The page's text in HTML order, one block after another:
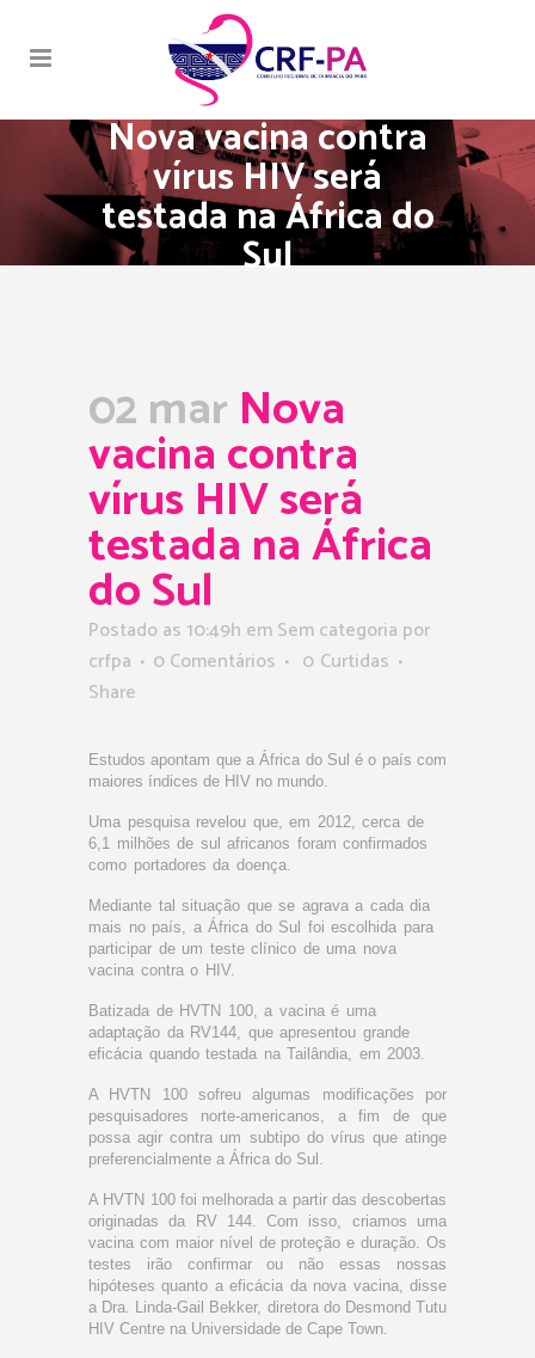
Nova vacina contra
vírus HIV será
testada na África do
Sul
02 marNova
vacina contra
vírus HIV será
testada na África
do Sul
Postado as 10:49h em Sem categoria por
crfpa
0 Comentários 0 Curtidas
Share
Estudos apontam que a África do Sul é o país com
maiores índices de HIV no mundo.
Uma pesquisa revelou que, em 2012, cerca de
6,1 milhões de sul africanos foram confirmados
como portadores da doença.
Mediante tal situação que se agrava a cada dia
mais no país, a África do Sul foi escolhida para
participar de um teste clínico de uma nova
vacina contra o HIV.
Batizada de HVTN 100, a vacina é uma
adaptação da RV144, que apresentou grande
eficácia quando testada na Tailândia, em 2003.
A HVTN 100 sofreu algumas modificações por
pesquisadores norte-americanos, a fim de que
possa agir contra um subtipo do vírus que atinge
preferencialmente a África do Sul.
A HVTN 100 foi melhorada a partir das descobertas
originadas da RV 144. Com isso, criamos uma
vacina com maior nível de proteção e duração. Os
testes irão confirmar ou não essas nossas
hipóteses quanto a eficácia da nova vacina, disse
a Dra. Linda-Gail Bekker, diretora do Desmond Tutu
HIV Centre na Universidade de Cape Town.